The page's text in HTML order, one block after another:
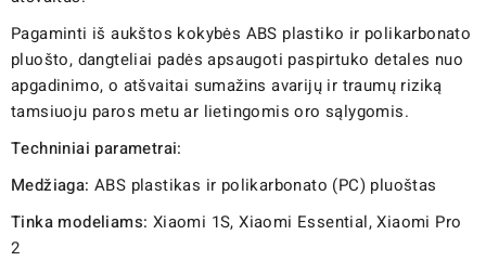
Pagaminti iš aukštos kokybės ABS plastiko ir polikarbonato
pluošto, dangteliai padės apsaugoti paspirtuko detales nuo
apgadinimo, o atšvaitai sumažins avarijų ir traumų riziką
tamsiuoju paros metu ar lietingomis oro sąlygomis.
Techniniai parametrai:
Medžiaga: ABS plastikas ir polikarbonato (PC) pluoštas
Tinka modeliams: Xiaomi 1S, Xiaomi Essential, Xiaomi Pro
2